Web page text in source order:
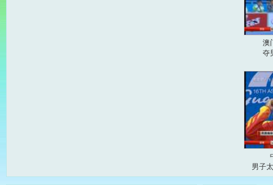
澳
夺
男子